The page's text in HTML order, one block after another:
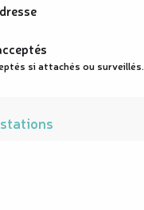
si attachés ou surveillés.